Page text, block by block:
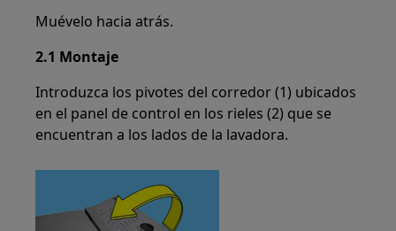
Muévelo hacia atrás.
2.1 Montaje
Introduzca los pivotes del corredor (1) ubicados
en el panel de control en los rieles (2) que se
encuentran a los lados de la lavadora.